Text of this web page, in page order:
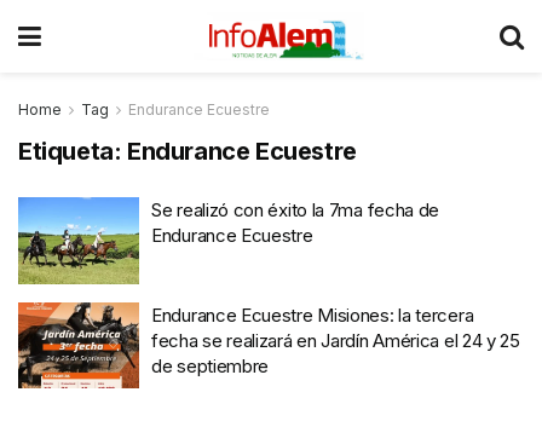
Home Tag Endurance Ecuestre
Etiqueta: Endurance Ecuestre
Se realizó con éxito la 7ma fecha de
Endurance Ecuestre
Endurance Ecuestre Misiones: la tercera
fecha se realizará en Jardín América el 24 y 25
de septiembre